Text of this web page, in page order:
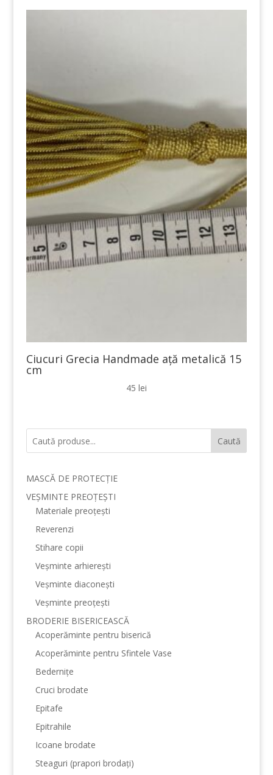
Ciucuri Grecia Handmade ață metalică 15
cm
45 lei
Caută
MASCĂ DE PROTECȚIE
VEȘMINTE PREOȚEȘTI
Materiale preoțești
Reverenzi
Stihare copii
Veșminte arhierești
Veșminte diaconești
Veșminte preoțești
BRODERIE BISERICEASCĂ
Acoperăminte pentru biserică
Acoperăminte pentru Sfintele Vase
Bedernițe
Cruci brodate
Epitafe
Epitrahile
Icoane brodate
Steaguri (prapori brodați)